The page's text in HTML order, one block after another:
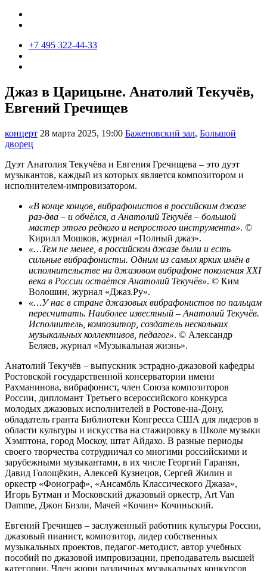
+7 495 322-44-33
Джаз в Царицыне. Анатолий Текучёв,
Евгений Гречищев
концерт 28 марта 2025, 19:00 Баженовский зал, Большой
дворец
Дуэт Анатолия Текучёва и Евгения Гречищева – это дуэт
музыкантов, каждый из которых является композитором и
исполнителем-импровизатором.
«В конце концов, вибрафонистов в российским джазе
раз-два – и обчёлся, а Анатолий Текучёв – большой
мастер этого редкого и непростого инструмента». ©
Кирилл Мошков, журнал «Полный джаз».
«…Тем не менее, в российском джазе были и есть
сильные вибрафонисты. Одним из самых ярких имён в
исполнительстве на джазовом вибрафоне поколения XXI
века в России остаётся Анатолий Текучёв». © Ким
Волошин, журнал «Джаз.Ру».
«…У нас в стране джазовых вибрафонистов по пальцам
пересчитать. Наиболее известный – Анатолий Текучёв.
Исполнитель, композитор, создатель нескольких
музыкальных коллективов, педагог». © Александр
Беляев, журнал «Музыкальная жизнь».
Анатолий Текучёв – выпускник эстрадно-джазовой кафедры
Ростовской государственной консерватории имени
Рахманинова, вибрафонист, член Союза композиторов
России, дипломант Третьего всероссийского конкурса
молодых джазовых исполнителей в Ростове-на-Дону,
обладатель гранта Библиотеки Конгресса США для лидеров в
области культуры и искусства на стажировку в Школе музыки
Хэмптона, город Москоу, штат Айдахо. В разные периоды
своего творчества сотрудничал со многими российскими и
зарубежными музыкантами, в их числе Георгий Гаранян,
Давид Голощёкин, Алексей Кузнецов, Сергей Жилин и
оркестр «Фонограф», «Ансамбль Классического Джаза»,
Игорь Бутман и Московский джазовый оркестр, Art Van
Damme, Джон Бизли, Мачей «Кочин» Кочиньский.
Евгений Гречищев – заслуженный работник культуры России,
джазовый пианист, композитор, лидер собственных
музыкальных проектов, педагог-методист, автор учебных
пособий по джазовой импровизации, преподаватель высшей
категории. Член жюри различных музыкальных конкурсов